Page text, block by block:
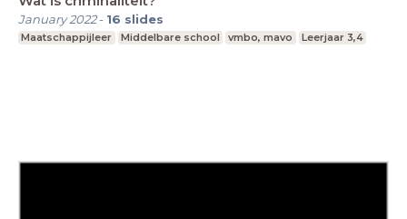
January 2022- 16 slides
Maatschappijleer Middelbare school vmbo, mavo Leerjaar 3,4